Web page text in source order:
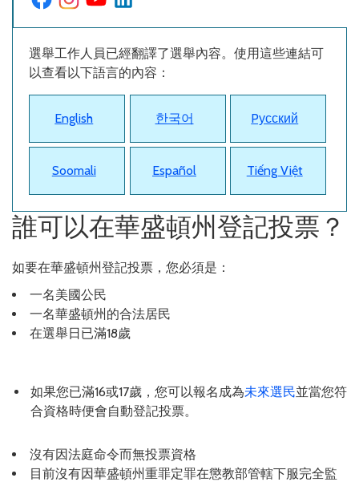
選舉工作人員已經翻譯了選舉內容。使用這些連結可
以查看以下語言的內容：
English 한국어 Pусский
Soomali Español Tiếng Việt
誰可以在華盛頓州登記投票？
如要在華盛頓州登記投票，您必須是：
一名美國公民
一名華盛頓州的合法居民
在選舉日已滿18歲
如果您已滿16或17歲，您可以報名成為未來選民並當您符
合資格時便會自動登記投票。
沒有因法庭命令而無投票資格
目前沒有因華盛頓州重罪定罪在懲教部管轄下服完全監